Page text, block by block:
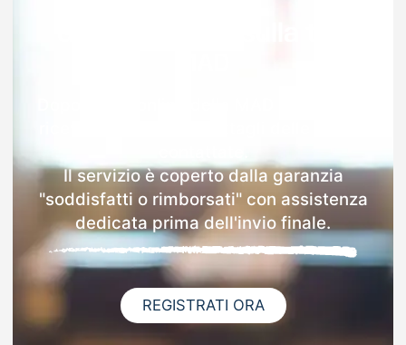
Il servizio è coperto dalla garanzia
"soddisfatti o rimborsati" con assistenza
dedicata prima dell'invio finale.
REGISTRATI ORA